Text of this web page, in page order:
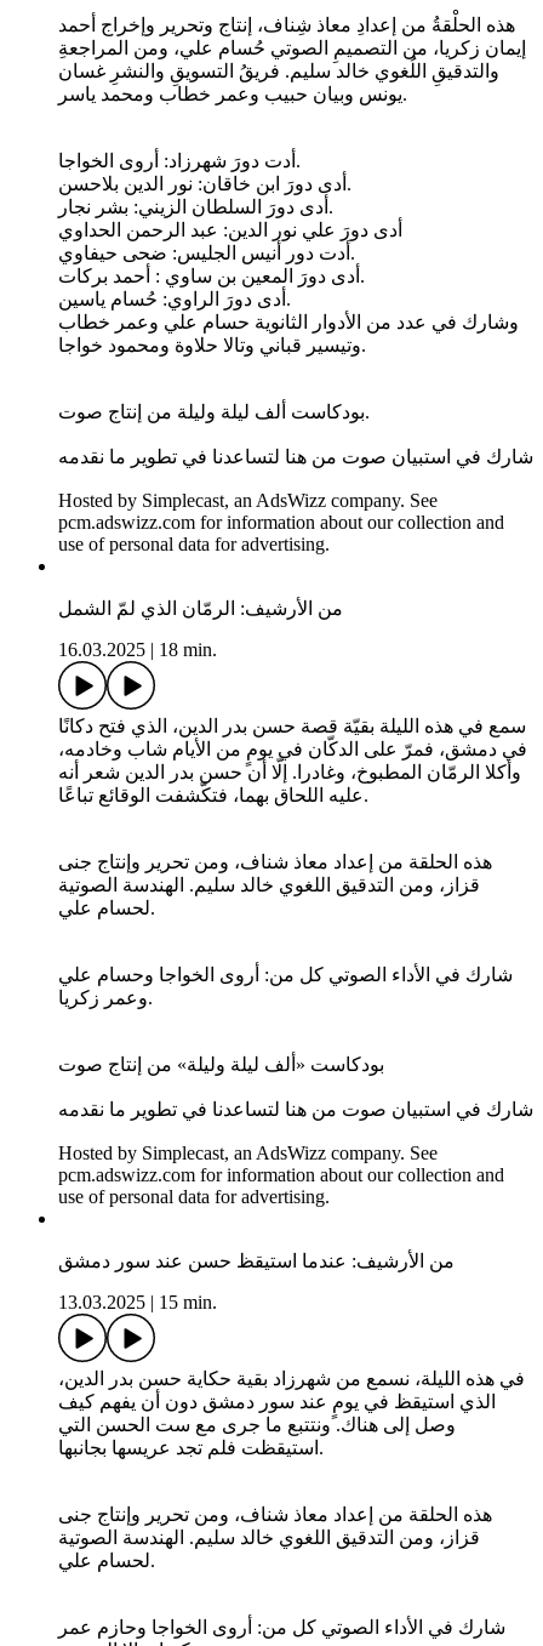
هذه الحلْقةُ من إعدادِ معاذ شِناف، إنتاج وتحرير وإخراج أحمد
إيمان زكريا، من التصميمِ الصوتي حُسام علي، ومن المراجعةِ
والتدقيقِ اللُغوي خالد سليم. فريقُ التسويقِ والنشرِ غسان
يونس وبيان حبيب وعمر خطاب ومحمد ياسر.
أدت دورَ شهرزاد: أروى الخواجا.
أدى دورَ ابن خاقان: نور الدين بلاحسن.
أدى دورَ السلطان الزيني: بشر نجار.
أدى دورَ علي نور الدين: عبد الرحمن الحداوي
أدت دور أنيس الجليس: ضحى حيفاوي.
أدى دورَ المعين بن ساوي : أحمد بركات.
أدى دورَ الراوي: حُسام ياسين.
وشارك في عدد من الأدوار الثانوية حسام علي وعمر خطاب
وتيسير قباني وتالا حلاوة ومحمود خواجا.
بودكاست ألف ليلة وليلة من إنتاج صوت.
شارك في استبيان صوت من هنا لتساعدنا في تطوير ما نقدمه
Hosted by Simplecast, an AdsWizz company. See
pcm.adswizz.com for information about our collection and
use of personal data for advertising.
من الأرشيف: الرمّان الذي لمّ الشمل
16.03.2025
18 min.
سمع في هذه الليلة بقيّة قصة حسن بدر الدين، الذي فتح دكانًا
في دمشق، فمرّ على الدكّان في يومٍ من الأيام شاب وخادمه،
وأكلا الرمّان المطبوخ، وغادرا. إلّا أن حسن بدر الدين شعر أنه
عليه اللحاق بهما، فتكّشفت الوقائع تباعًا.
هذه الحلقة من إعداد معاذ شناف، ومن تحرير وإنتاج جنى
قزاز، ومن التدقيق اللغوي خالد سليم. الهندسة الصوتية
لحسام علي.
شارك في الأداء الصوتي كل من: أروى الخواجا وحسام علي
وعمر زكريا.
بودكاست «ألف ليلة وليلة» من إنتاج صوت
شارك في استبيان صوت من هنا لتساعدنا في تطوير ما نقدمه
Hosted by Simplecast, an AdsWizz company. See
pcm.adswizz.com for information about our collection and
use of personal data for advertising.
من الأرشيف: عندما استيقظ حسن عند سور دمشق
13.03.2025
15 min.
في هذه الليلة، نسمع من شهرزاد بقية حكاية حسن بدر الدين،
الذي استيقظ في يومٍ عند سور دمشق دون أن يفهم كيف
وصل إلى هناك. ونتتبع ما جرى مع ست الحسن التي
استيقظت فلم تجد عريسها بجانبها.
هذه الحلقة من إعداد معاذ شناف، ومن تحرير وإنتاج جنى
قزاز، ومن التدقيق اللغوي خالد سليم. الهندسة الصوتية
لحسام علي.
شارك في الأداء الصوتي كل من: أروى الخواجا وحازم عمر